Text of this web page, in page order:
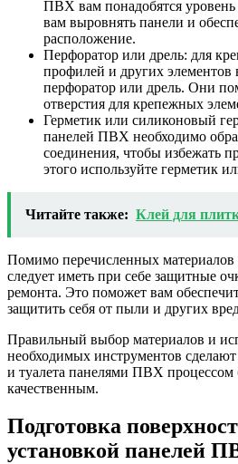
ПВХ вам понадобятся
вам выровнять панели и
расположение.
Перфоратор или дрель: для
профилей и других элементов
перфоратор или дрель. Они
отверстия для крепежных
Герметик или силиконовый
панелей ПВХ необходимо
соединения, чтобы избежать
этого используйте герметик
Читайте также: Клей для
Помимо перечисленных материалов
следует иметь при себе защитные
ремонта. Это поможет вам
защитить себя от пыли и других
Правильный выбор материалов и
необходимых инструментов
и туалета панелями ПВХ процессом
качественным.
Подготовка
установкой панелей